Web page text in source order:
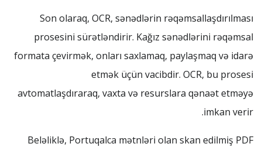
Son olaraq, OCR, sənədlərin rəqəmsallaşdırılması
prosesini sürətləndirir. Kağız sənədlərini rəqəmsal
formata çevirmək, onları saxlamaq, paylaşmaq və idarə
etmək üçün vacibdir. OCR, bu prosesi
avtomatlaşdıraraq, vaxta və resurslara qənaət etməyə
imkan verir.
Beləliklə, Portuqalca mətnləri olan skan edilmiş PDF